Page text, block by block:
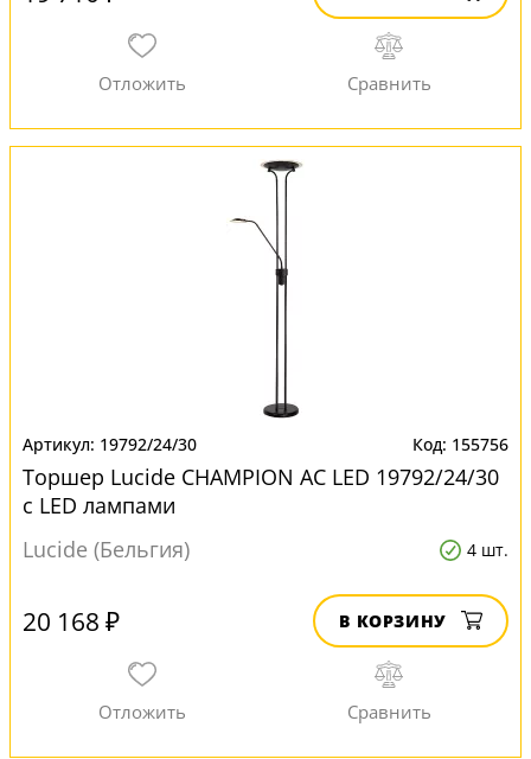
19792/24/30 155756
Торшер Lucide CHAMPION AC LED 19792/24/30
с LED лампами
Lucide (Бельгия)
4 шт.
20 168 ₽ В КОРЗИНУ